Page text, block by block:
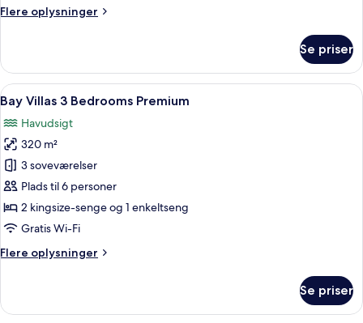
Flere oplysninger
Flere
Villas
Bedrooms
Flex
Se priser
Indlæs
alle
billeder
af
Bay
Villas
3
Bedrooms
Et moderne soveværelse med en
33
Bay Villas 3 Bedrooms Premium
Havudsigt
320 m²
3 soveværelser
Plads til 6 personer
2 kingsize-senge og 1 enkeltseng
Gratis Wi-Fi
Flere oplysninger
Flere
Villas
Se priser